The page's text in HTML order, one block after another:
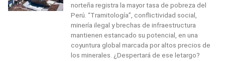
norteña registra la mayor tasa de pobreza del
Perú. “Tramitología”, conflictividad social,
minería ilegal y brechas de infraestructura
mantienen estancado su potencial, en una
coyuntura global marcada por altos precios de
los minerales. ¿Despertará de ese letargo?